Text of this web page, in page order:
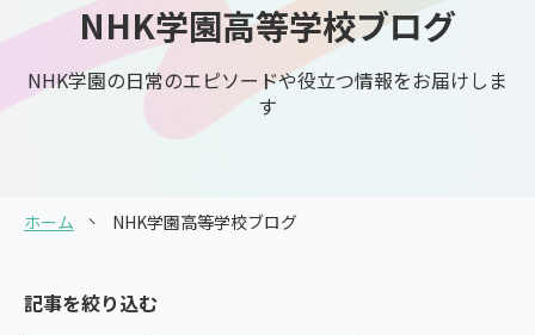
NHK学園高等学校ブログ
NHK学園の日常のエピソードや役立つ情報をお届けしま
す
ホーム NHK学園高等学校ブログ
記事を絞り込む